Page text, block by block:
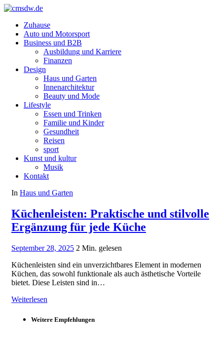
Zuhause
Auto und Motorsport
Business und B2B
Ausbildung und Karriere
Finanzen
Design
Haus und Garten
Innenarchitektur
Beauty und Mode
Lifestyle
Essen und Trinken
Familie und Kinder
Gesundheit
Reisen
sport
Kunst und kultur
Musik
Kontakt
In Haus und Garten
Küchenleisten: Praktische und stilvolle
Ergänzung für jede Küche
September 28, 2025 2 Min. gelesen
Küchenleisten sind ein unverzichtbares Element in modernen
Küchen, das sowohl funktionale als auch ästhetische Vorteile
bietet. Diese Leisten sind in…
Weiterlesen
Weitere Empfehlungen